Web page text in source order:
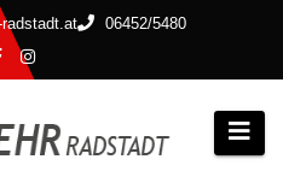
06452/5480